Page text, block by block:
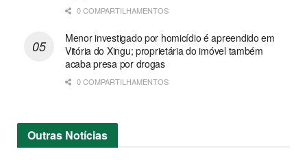
0 COMPARTILHAMENTOS
Menor investigado por homicídio é apreendido em
Vitória do Xingu; proprietária do imóvel também
acaba presa por drogas
0 COMPARTILHAMENTOS
Outras Notícias